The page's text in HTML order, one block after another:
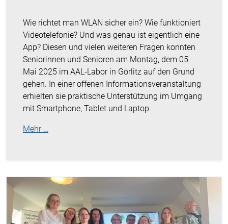
Wie richtet man WLAN sicher ein? Wie funktioniert
Videotelefonie? Und was genau ist eigentlich eine
App? Diesen und vielen weiteren Fragen konnten
Seniorinnen und Senioren am Montag, dem 05.
Mai 2025 im AAL-Labor in Görlitz auf den Grund
gehen. In einer offenen Informationsveranstaltung
erhielten sie praktische Unterstützung im Umgang
mit Smartphone, Tablet und Laptop.
Mehr …